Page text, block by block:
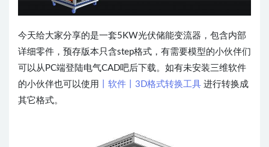
今天给大家分享的是一套5KW光伏储能变流器，包含内部
详细零件，预存版本只含step格式，有需要模型的小伙伴们
可以从PC端登陆电气CAD吧后下载。如有未安装三维软件
的小伙伴也可以使用
丨软件丨3D格式转换工具 进行转换成
其它格式。